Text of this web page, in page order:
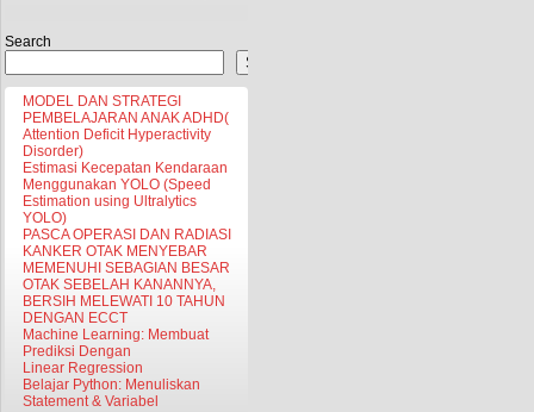
Search
Search
MODEL DAN STRATEGI
PEMBELAJARAN ANAK ADHD(
Attention Deficit Hyperactivity
Disorder)
Estimasi Kecepatan Kendaraan
Menggunakan YOLO (Speed
Estimation using Ultralytics
YOLO)
PASCA OPERASI DAN RADIASI
KANKER OTAK MENYEBAR
MEMENUHI SEBAGIAN BESAR
OTAK SEBELAH KANANNYA,
BERSIH MELEWATI 10 TAHUN
DENGAN ECCT
Machine Learning: Membuat
Prediksi Dengan
Linear Regression
Belajar Python: Menuliskan
Statement & Variabel